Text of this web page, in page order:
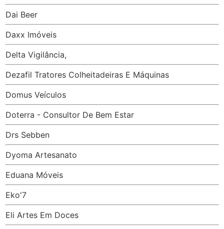
Dai Beer
Daxx Imóveis
Delta Vigilância,
Dezafil Tratores Colheitadeiras E Máquinas
Domus Veículos
Doterra - Consultor De Bem Estar
Drs Sebben
Dyoma Artesanato
Eduana Móveis
Eko'7
Eli Artes Em Doces